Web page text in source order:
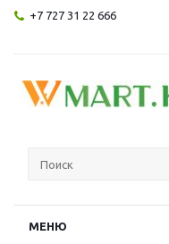
+7 727 31 22 666
МЕНЮ